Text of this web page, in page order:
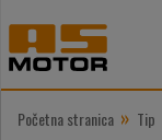
Početna stranica » Tip